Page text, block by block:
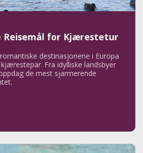
Reisemål for Kjærestetur
destinasjonene i Europa
Fra idylliske landsbyer
de mest sjarmerende